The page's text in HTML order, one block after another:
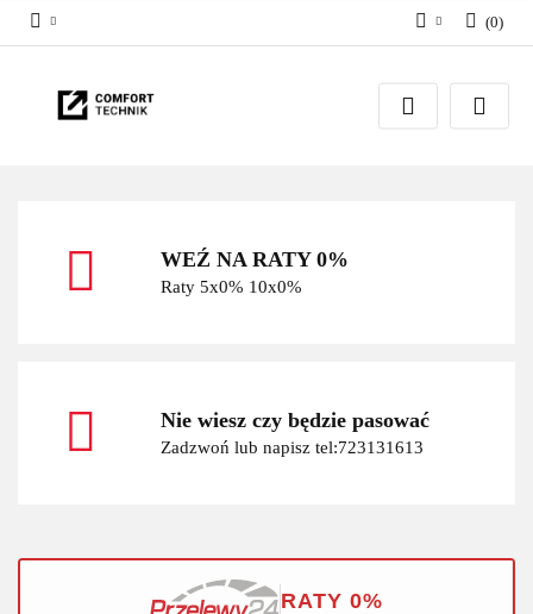
Zaloguj się
Zarejestruj się
(0)
WEŹ NA RATY 0%
Raty 5x0% 10x0%
Nie wiesz czy będzie pasować
Zadzwoń lub napisz tel:723131613
RATY 0%